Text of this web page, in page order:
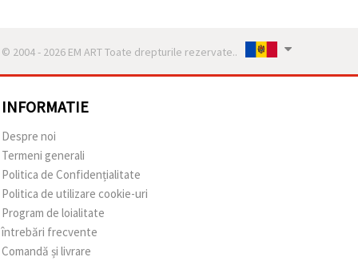
© 2004 - 2026 EM ART Toate drepturile rezervate..
INFORMATIE
Despre noi
Termeni generali
Politica de Confidențialitate
Politica de utilizare cookie-uri
Program de loialitate
întrebări frecvente
Comandă și livrare